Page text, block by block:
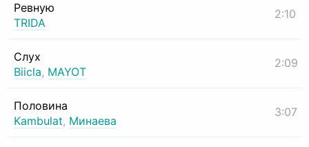
Ревную
TRIDA
2:10
Слух
Biicla, MAYOT
2:09
Половина
Kambulat, Минаева
3:07